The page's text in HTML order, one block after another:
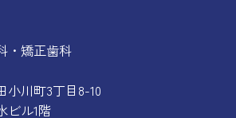
・矯正歯科
小川町3丁目8-10
ビル1階